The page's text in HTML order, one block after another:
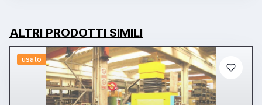
ALTRI PRODOTTI SIMILI
usato